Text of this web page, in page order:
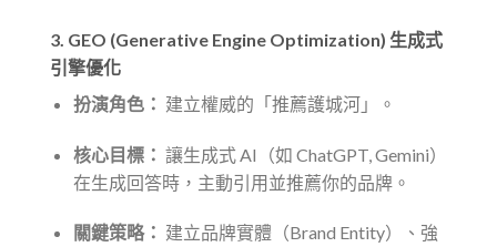
3. GEO (Generative Engine Optimization) 生成式
引擎優化
扮演角色： 建立權威的「推薦護城河」。
核心目標： 讓生成式 AI（如 ChatGPT, Gemini）
在生成回答時，主動引用並推薦你的品牌。
關鍵策略： 建立品牌實體（Brand Entity）、強